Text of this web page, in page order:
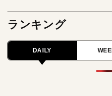
ランキング
DAILY